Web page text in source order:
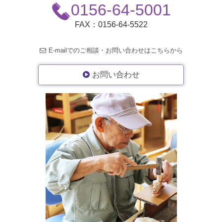
0156-64-5001
FAX：0156-64-5522
E-mailでのご相談・お問い合わせはこちらから
お問い合わせ